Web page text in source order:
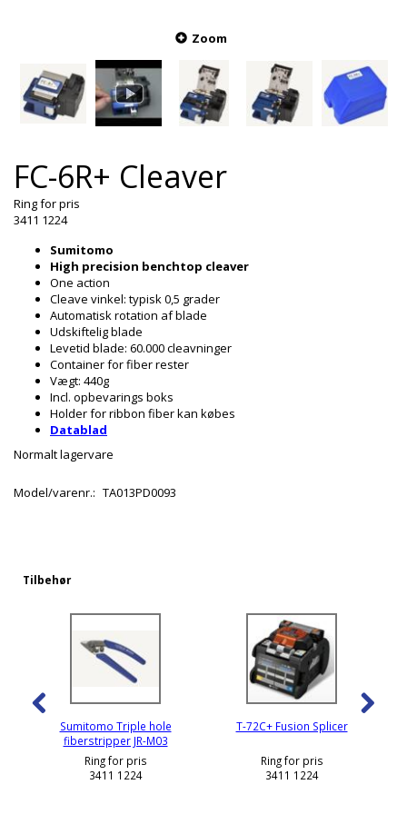
Zoom
FC-6R+ Cleaver
Ring for pris
3411 1224
Sumitomo
High precision benchtop cleaver
One action
Cleave vinkel: typisk 0,5 grader
Automatisk rotation af blade
Udskiftelig blade
Levetid blade: 60.000 cleavninger
Container for fiber rester
Vægt: 440g
Incl. opbevarings boks
Holder for ribbon fiber kan købes
Datablad
Normalt lagervare
Model/varenr.: TA013PD0093
Tilbehør
Sumitomo Triple hole
fiberstripper JR-M03
Ring for pris
3411 1224
T-72C+ Fusion Splicer
Ring for pris
3411 1224